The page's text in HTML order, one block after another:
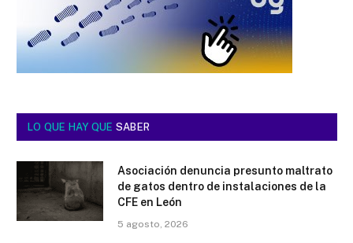
LO QUE HAY QUE SABER
Asociación denuncia presunto maltrato
de gatos dentro de instalaciones de la
CFE en León
5 agosto, 2026